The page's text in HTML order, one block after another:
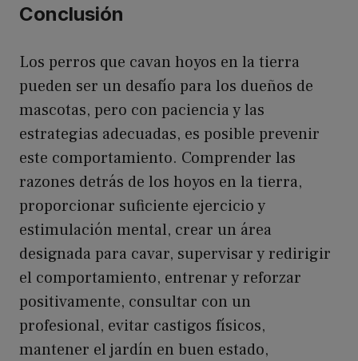
Conclusión
Los perros que cavan hoyos en la tierra
pueden ser un desafío para los dueños de
mascotas, pero con paciencia y las
estrategias adecuadas, es posible prevenir
este comportamiento. Comprender las
razones detrás de los hoyos en la tierra,
proporcionar suficiente ejercicio y
estimulación mental, crear un área
designada para cavar, supervisar y redirigir
el comportamiento, entrenar y reforzar
positivamente, consultar con un
profesional, evitar castigos físicos,
mantener el jardín en buen estado,